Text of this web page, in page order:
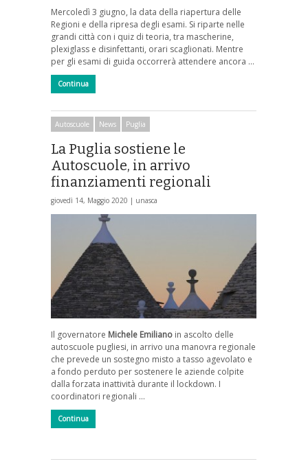
Mercoledì 3 giugno, la data della riapertura delle
Regioni e della ripresa degli esami. Si riparte nelle
grandi città con i quiz di teoria, tra mascherine,
plexiglass e disinfettanti, orari scaglionati. Mentre
per gli esami di guida occorrerà attendere ancora …
Continua
Autoscuole News Puglia
La Puglia sostiene le
Autoscuole, in arrivo
finanziamenti regionali
giovedì 14, Maggio 2020 | unasca
Il governatore Michele Emiliano in ascolto delle
autoscuole pugliesi, in arrivo una manovra regionale
che prevede un sostegno misto a tasso agevolato e
a fondo perduto per sostenere le aziende colpite
dalla forzata inattività durante il lockdown. I
coordinatori regionali …
Continua